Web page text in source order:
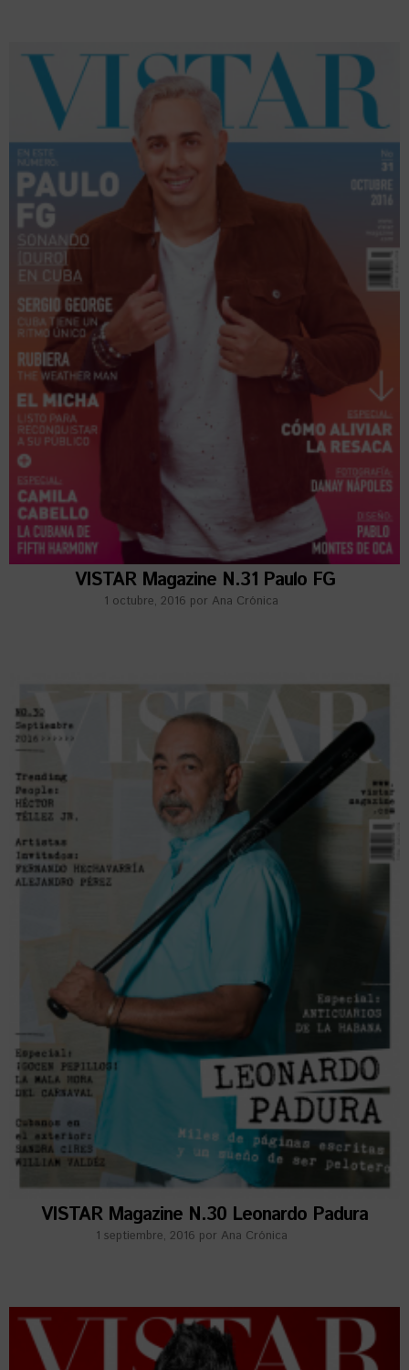
VISTAR Magazine N.31 Paulo FG
1 octubre, 2016 por Ana Crónica
VISTAR Magazine N.30 Leonardo Padura
1 septiembre, 2016 por Ana Crónica